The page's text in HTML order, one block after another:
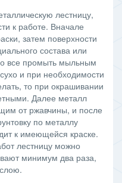
лестницу,
к работе. Вначале
затем поверхности
состава или
все промыть мыльным
и при необходимости
то при окрашивании
Далее металл
от ржавчины, и после
по металлу
к имеющейся краске.
лестницу можно
минимум два раза,